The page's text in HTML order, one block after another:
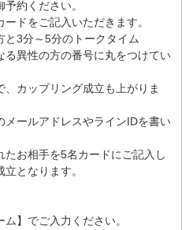
約ください。
ドをご記入いただきます。
と3分～5分のトークタイム
る異性の方の番号に丸をつけてい
カップリング成立も上がりま
メールアドレスやラインIDを書い
たお相手を5名カードにご記入し
となります。
】でご入力ください。